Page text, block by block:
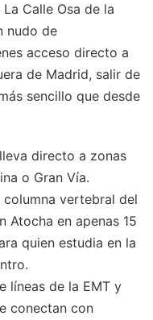
Calle Osa de la
nudo de
acceso directo a
de Madrid, salir de
sencillo que desde
directo a zonas
o Gran Vía.
columna vertebral del
Atocha en apenas 15
quien estudia en la
líneas de la EMT y
conectan con